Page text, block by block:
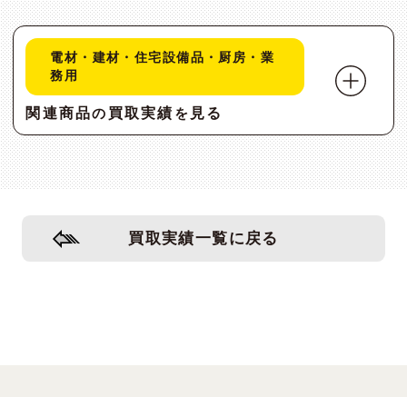
電材・建材・住宅設備品・厨房・業
務用
関連商品の 買取実績 を 見る
買取実績一覧に戻る